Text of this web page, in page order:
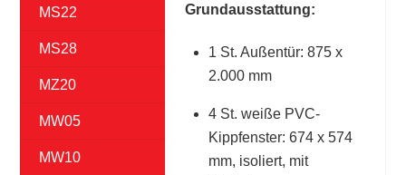
MS22
MS28
MZ20
MW05
MW10
Grundausstattung:
1 St. Außentür: 875 x
2.000 mm
4 St. weiße PVC-
Kippfenster: 674 x 574
mm, isoliert, mit